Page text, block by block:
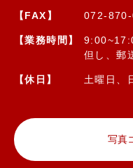
【FAX】 072-870-
【業務時間】
但し、郵
【休日】 土曜日、
写真